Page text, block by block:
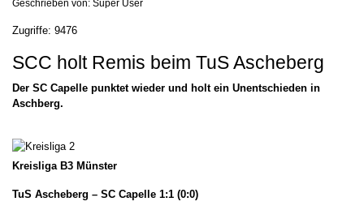
Geschrieben von: Super User
Zugriffe: 9476
SCC holt Remis beim TuS Ascheberg
Der SC Capelle punktet wieder und holt ein Unentschieden in
Aschberg.
Kreisliga B3 Münster
TuS Ascheberg – SC Capelle 1:1 (0:0)